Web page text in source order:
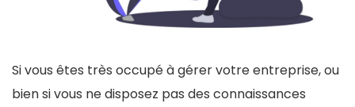
Si vous êtes très occupé à gérer votre entreprise, ou
bien si vous ne disposez pas des connaissances